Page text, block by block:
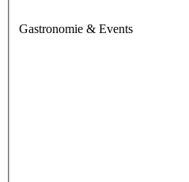
Gastronomie & Events